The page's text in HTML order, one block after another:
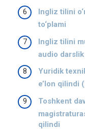
Ingliz tilini
to‘plami
Ingliz tilini
audio darslik
Yuridik
e’lon qilindi
Toshkent
qilindi